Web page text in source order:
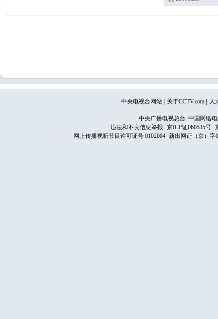
中央电视台网站 关于CCTV.com 人
中央广播电视总台 中国网络
违法和不良信息举报
京ICP证060535号
网上传播视听节目许可证号 0102004 新出网证（京）